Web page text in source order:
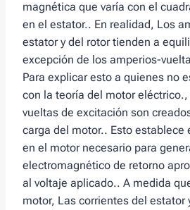
magnética que varía con el
en el estator.. En realidad, Los
estator y del rotor tienden a
excepción de los amperios-
Para explicar esto a quienes no
con la teoría del motor
vueltas de excitación son
carga del motor.. Esto establece
en el motor necesario para
electromagnético de retorno
al voltaje aplicado.. A medida
motor, Las corrientes del estator